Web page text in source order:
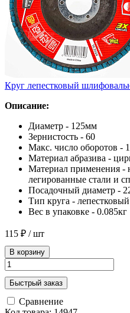
Круг лепестковый
Описание:
Диаметр - 125мм
Зернистость - 60
Макс. число оборотов -
Материал абразива -
Материал применения -
легированные стали и
Посадочный диаметр -
Тип круга -
Вес в упаковке - 0.085кг
115 ₽ / шт
В корзину
Быстрый заказ
Сравнение